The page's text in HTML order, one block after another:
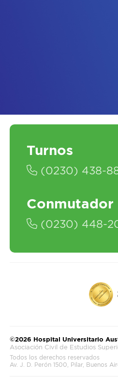
Turnos
(0230) 438-
Conmutador
(0230) 448-
©2026 Hospital Universitario
Asociación Civil de Estudios
Todos los derechos reservados
Av. J. D. Perón 1500, Pilar, Buenos